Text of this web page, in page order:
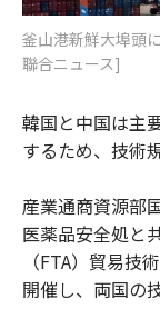
釜山港新鮮大埠頭
聯合ニュース]
韓国と中国は主
するため、技術
産業通商資源部
医薬品安全処と
（FTA）貿易
開催し、両国の